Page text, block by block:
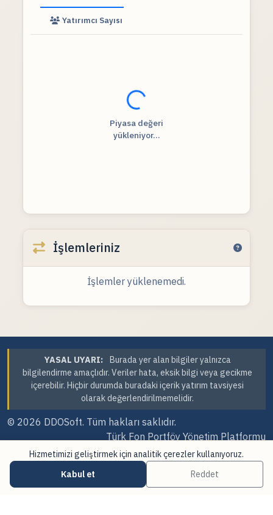
Yatırımcı Sayısı
Fiyat verileri yükleniyor...
Piyasa değeri
yükleniyor...
İşlemleriniz
İşlemler yüklenemedi.
YASAL UYARI:
Burada yer alan bilgiler yalnızca
bilgilendirme amaçlıdır. Veriler hata, eksik bilgi veya gecikme
içerebilir. Hiçbir durumda buradaki içerik yatırım tavsiyesi
olarak değerlendirilmemelidir.
© 2026 DDOSoft. Tüm hakları saklıdır.
Türk Fon Portföy Yönetim Platformu
Sürüm Tarihi: 07.08.2026 23:41
Veri Kaynakları·
Hizmetimizi geliştirmek için analitik çerezler kullanıyoruz.
Kabul et
Reddet